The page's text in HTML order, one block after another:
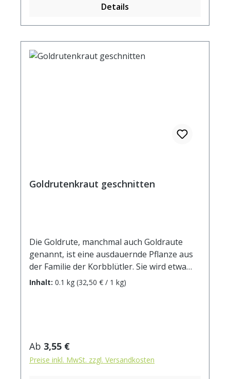
Details
Goldrutenkraut geschnitten
Die Goldrute, manchmal auch Goldraute
genannt, ist eine ausdauernde Pflanze aus
der Familie der Korbblütler. Sie wird etwa
einen Meter hoch, in seltenen Fällen
erreicht sie auch eine Höhe von bis zu zwei
vor allem an Bächen und Wegen, auf Wiesen
und Weiden. Goldruten waren ursprünglich
vor allem in Nord- und Südamerika
Inhalt: 0.1 kg (32,50 € / 1 kg)
Regulärer Preis:
Ab 3,55 €
Preise inkl. MwSt. zzgl. Versandkosten